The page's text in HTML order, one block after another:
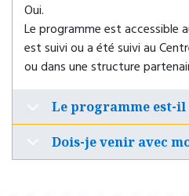
Oui.
Le programme est accessible
est suivi ou a été suivi au
ou dans une structure
Le programme est-
Dois-je venir avec